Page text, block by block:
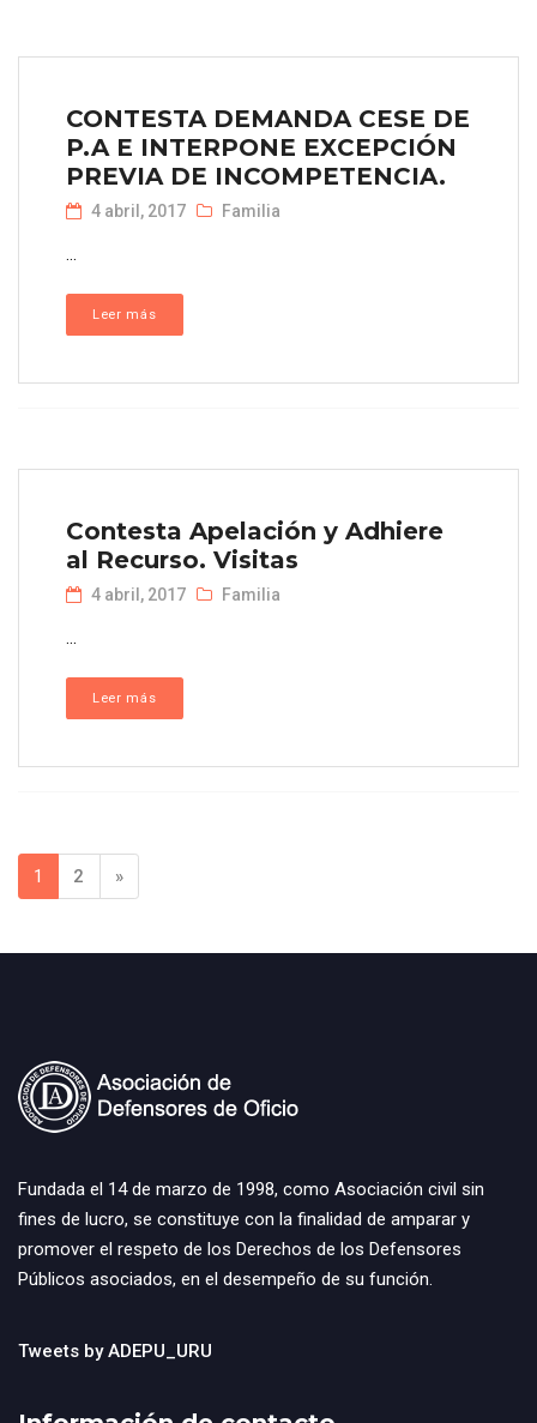
CONTESTA DEMANDA CESE DE
P.A E INTERPONE EXCEPCIÓN
PREVIA DE INCOMPETENCIA.
4 abril, 2017 Familia
...
Leer más
Contesta Apelación y Adhiere
al Recurso. Visitas
4 abril, 2017 Familia
...
Leer más
1 2 »
Fundada el 14 de marzo de 1998, como Asociación civil sin
fines de lucro, se constituye con la finalidad de amparar y
promover el respeto de los Derechos de los Defensores
Públicos asociados, en el desempeño de su función.
Tweets by ADEPU_URU